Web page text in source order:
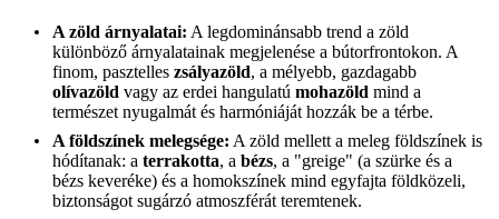
A zöld árnyalatai: A legdominánsabb trend a zöld
különböző árnyalatainak megjelenése a bútorfrontokon. A
finom, pasztelles zsályazöld, a mélyebb, gazdagabb
olívazöld vagy az erdei hangulatú mohazöld mind a
természet nyugalmát és harmóniáját hozzák be a térbe.
A földszínek melegsége: A zöld mellett a meleg földszínek is
hódítanak: a terrakotta, a bézs, a "greige" (a szürke és a
bézs keveréke) és a homokszínek mind egyfajta földközeli,
biztonságot sugárzó atmoszférát teremtenek.